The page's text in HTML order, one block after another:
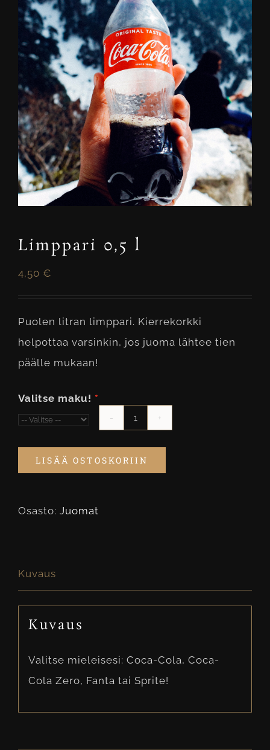
Limppari 0,5 l
4,50 €
Puolen litran limppari. Kierrekorkki
helpottaa varsinkin, jos juoma lähtee tien
päälle mukaan!
Valitse maku!
Limppari
0,5
LISÄÄ OSTOSKORIIN
Osasto: Juomat
Kuvaus
Kuvaus
Valitse mieleisesi: Coca-Cola, Coca-
Cola Zero, Fanta tai Sprite!